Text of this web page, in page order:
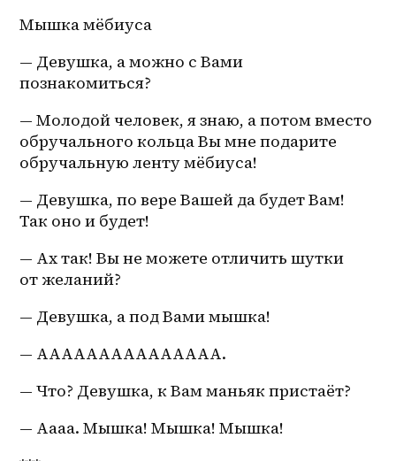
Мышка мёбиуса
— Девушка, а можно с Вами
познакомиться?
— Молодой человек, я знаю, а потом вместо
обручального кольца Вы мне подарите
обручальную ленту мёбиуса!
— Девушка, по вере Вашей да будет Вам!
Так оно и будет!
— Ах так! Вы не можете отличить шутки
от желаний?
— Девушка, а под Вами мышка!
— ААААААААААААААА.
— Что? Девушка, к Вам маньяк пристаёт?
— Аааа. Мышка! Мышка! Мышка!